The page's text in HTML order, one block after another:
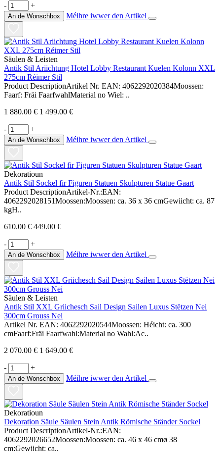
- +
An de Wonschbox Méihre iwwer den Artikel
Säulen & Leisten
Antik Stil Ariichtung Hotel Lobby Restaurant Kuelen Kolonn XXL
275cm Réimer Stil
Product DescriptionArtikel Nr. EAN: 4062292020384Moossen:
Faarf: Fräi FaarfwahlMaterial no Wiel: ..
1 880.00 € 1 499.00 €
- +
An de Wonschbox Méihre iwwer den Artikel
Dekoratioun
Antik Stil Sockel fir Figuren Statuen Skulpturen Statue Gaart
Product DescriptionArtikel-Nr.:EAN:
4062292028151Moossen:Moossen: ca. 36 x 36 cmGewiicht: ca. 87
kgH..
610.00 € 449.00 €
- +
An de Wonschbox Méihre iwwer den Artikel
Säulen & Leisten
Antik Stil XXL Griichesch Sail Design Sailen Luxus Stëtzen Nei
300cm Grouss Nei
Artikel Nr. EAN: 4062292020544Moossen: Héicht: ca. 300
cmFaarf:Fräi Faarfwahl:Material no Wahl:Ac..
2 070.00 € 1 649.00 €
- +
An de Wonschbox Méihre iwwer den Artikel
Dekoratioun
Dekoration Säule Säulen Stein Antik Römische Ständer Sockel
Product DescriptionArtikel-Nr.:EAN:
4062292026652Moossen:Moossen: ca. 46 x 46 cmø 38
cm:Gewiicht: ca..